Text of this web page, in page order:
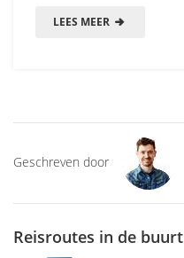
LEES MEER
Geschreven door
Reisroutes in de buurt